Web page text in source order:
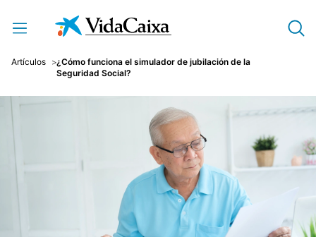
Saltar al contenido principal
Artículos
¿Cómo funciona el simulador de jubilación de la
Seguridad Social?